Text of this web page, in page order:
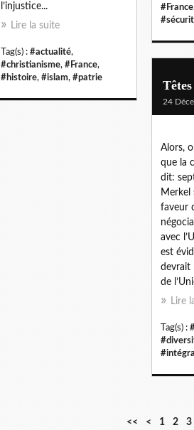
#France
l’injustice...
Lire la suite
Tag(s) : #actualité,
#christianisme, #France,
#histoire, #islam, #patrie
24
Alors,
que la
dit:
Merkel
faveur
avec
est
devrait
de
Lire
Tag(s) :
<< < 1 2 3